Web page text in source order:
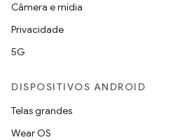
Câmera e mídia
Privacidade
5G
DISPOSITIVOS ANDROID
Telas grandes
Wear OS